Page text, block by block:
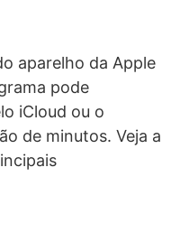
aparelho da Apple
pode
iCloud ou o
de minutos. Veja a